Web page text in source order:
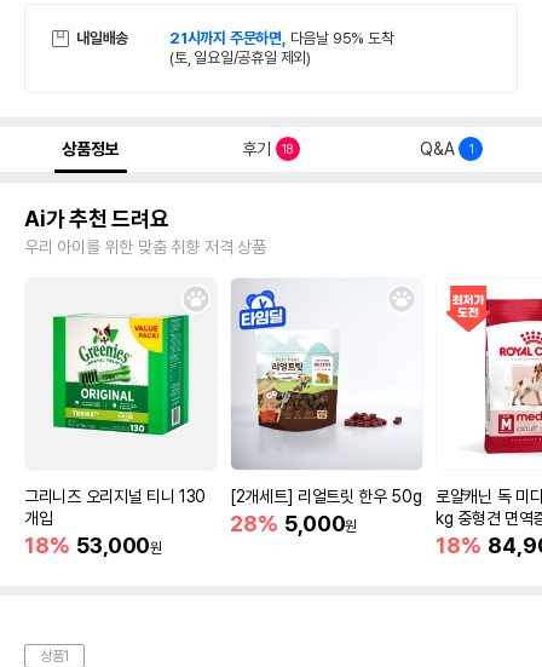
내일배송 21시까지 주문하면, 다음날 95% 도착
(토, 일요일/공휴일 제외)
상품정보 후기 18 Q&A 1
Ai가 추천 드려요
우리 아이를 위한 맞춤 취향 저격 상품
그리니즈 오리지널 티니 130
개입
18% 53,000원
[2개세트] 리얼트릿 한우 50g
28% 5,000원
로얄캐닌 독 미
kg 중형견 면역
18%
상품1